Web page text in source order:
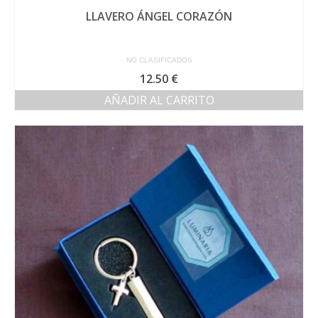
LLAVERO ÁNGEL CORAZÓN
NO CLASIFICADOS
12.50 €
AÑADIR AL CARRITO